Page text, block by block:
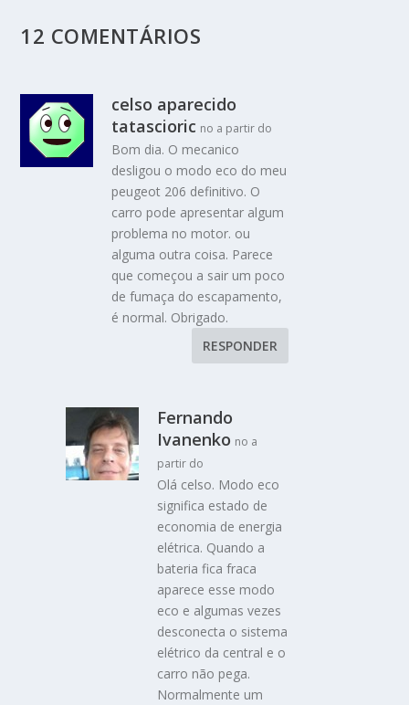
12 COMENTÁRIOS
celso aparecido
tatascioric no a partir do
Bom dia. O mecanico
desligou o modo eco do meu
peugeot 206 definitivo. O
carro pode apresentar algum
problema no motor. ou
alguma outra coisa. Parece
que começou a sair um poco
de fumaça do escapamento,
é normal. Obrigado.
RESPONDER
Fernando
Ivanenko no a
partir do
Olá celso. Modo eco
significa estado de
economia de energia
elétrica. Quando a
bateria fica fraca
aparece esse modo
eco e algumas vezes
desconecta o sistema
elétrico da central e o
carro não pega.
Normalmente um